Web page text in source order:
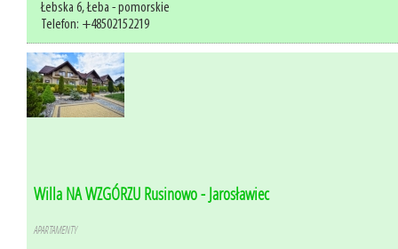
Łebska 6, Łeba - pomorskie
Telefon: +48502152219
Willa NA WZGÓRZU Rusinowo - Jarosławiec
APARTAMENTY